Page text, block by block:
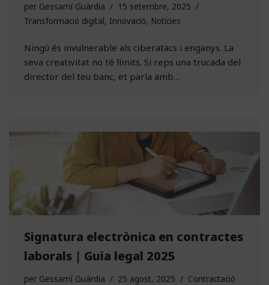
per Gessamí Guàrdia
15 setembre, 2025
Transformació digital, Innovació, Notícies
Ningú és invulnerable als ciberatacs i enganys. La
seva creativitat no té límits. Si reps una trucada del
director del teu banc, et parla amb…
Signatura electrònica en contractes
laborals | Guia legal 2025
per Gessamí Guàrdia 25 agost, 2025 Contractació